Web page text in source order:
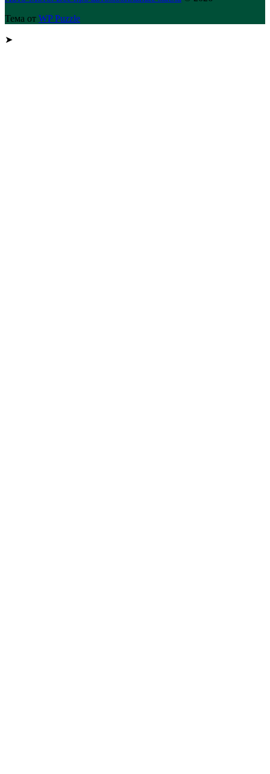
Тема от WP Puzzle
➤